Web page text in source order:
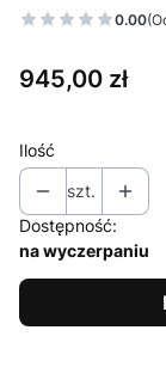
0.00
Cena
945,00 zł
Ilość
szt.
Dostępność:
na wyczerpaniu